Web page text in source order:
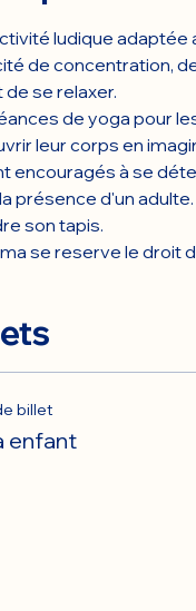
ludique adaptée
de concentration,
de se relaxer.
de yoga pour
leur corps en
encouragés à se
présence d'un adulte.
son tapis.
se reserve le droit
billet
enfant